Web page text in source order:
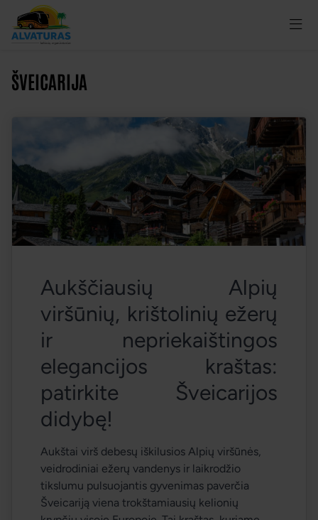
ŠVEICARIJA
Aukščiausių Alpių
viršūnių, krištolinių ežerų
ir nepriekaištingos
elegancijos kraštas:
patirkite Šveicarijos
didybę!
Aukštai virš debesų iškilusios Alpių viršūnės,
veidrodiniai ežerų vandenys ir laikrodžio
tikslumu pulsuojantis gyvenimas paverčia
Šveicariją viena trokštamiausių kelionių